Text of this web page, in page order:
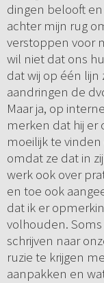
dingen belooft
achter mijn rug
verstoppen voor
wil niet dat ons
dat wij op één lijn
aandringen de
Maar ja, op
merken dat hij er
moeilijk te
omdat ze dat in
werk ook over
en toe ook
dat ik er
volhouden.
schrijven naar
ruzie te krijgen
aanpakken en